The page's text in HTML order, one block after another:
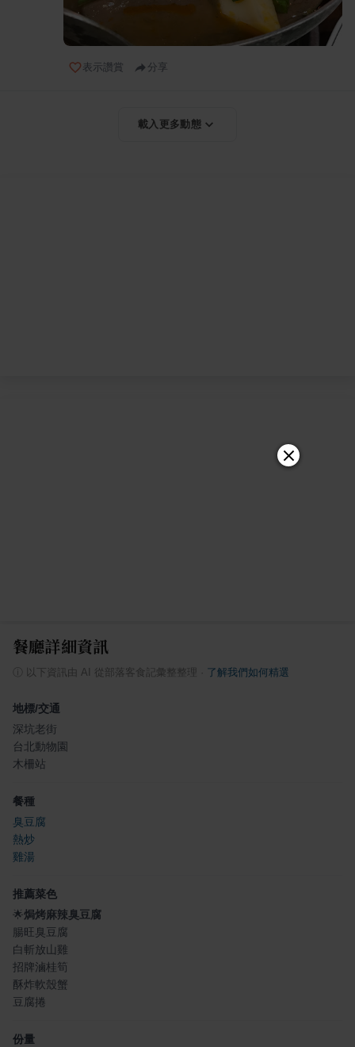
表示讚賞 分享
載入更多動態
餐廳詳細資訊
以下資訊由 AI 從部落客食記彙整整理 了解我們如何精選
地標/交通
深坑老街
台北動物園
木柵站
餐種
臭豆腐
熱炒
雞湯
推薦菜色
🌟焗烤麻辣臭豆腐
腸旺臭豆腐
白斬放山雞
招牌滷桂筍
酥炸軟殼蟹
豆腐捲
份量